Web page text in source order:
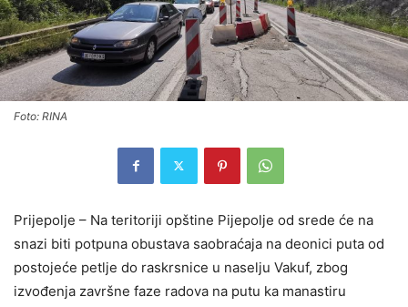
Foto: RINA
Prijepolje – Na teritoriji opštine Pijepolje od srede će na
snazi biti potpuna obustava saobraćaja na deonici puta od
postojeće petlje do raskrsnice u naselju Vakuf, zbog
izvođenja završne faze radova na putu ka manastiru